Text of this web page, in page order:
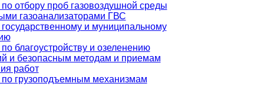
отбору проб газовоздушной среды
газоанализаторами ГВС
и муниципальному
благоустройству и озеленению
и безопасным методам и приемам
работ
грузоподъемным механизмам